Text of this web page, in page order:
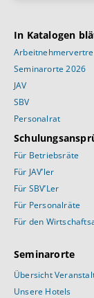
In Katalogen
Seminarorte 2026
JAV
SBV
Personalrat
Für Betriebsräte
Für JAV’ler
Für SBV’Ler
Für Personalräte
Für den
Seminarorte
Übersicht
Unsere Hotels